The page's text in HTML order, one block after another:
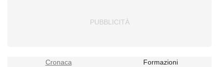
Cronaca Formazioni